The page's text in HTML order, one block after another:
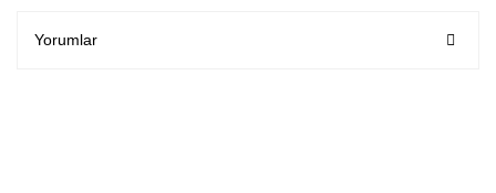
Yorumlar